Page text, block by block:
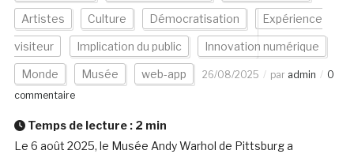
Artistes Culture Démocratisation Expérience
visiteur Implication du public Innovation numérique
Monde Musée web-app 26/08/2025 par admin
0
commentaire
Temps de lecture : 2 min
Le 6 août 2025, le Musée Andy Warhol de Pittsburg a